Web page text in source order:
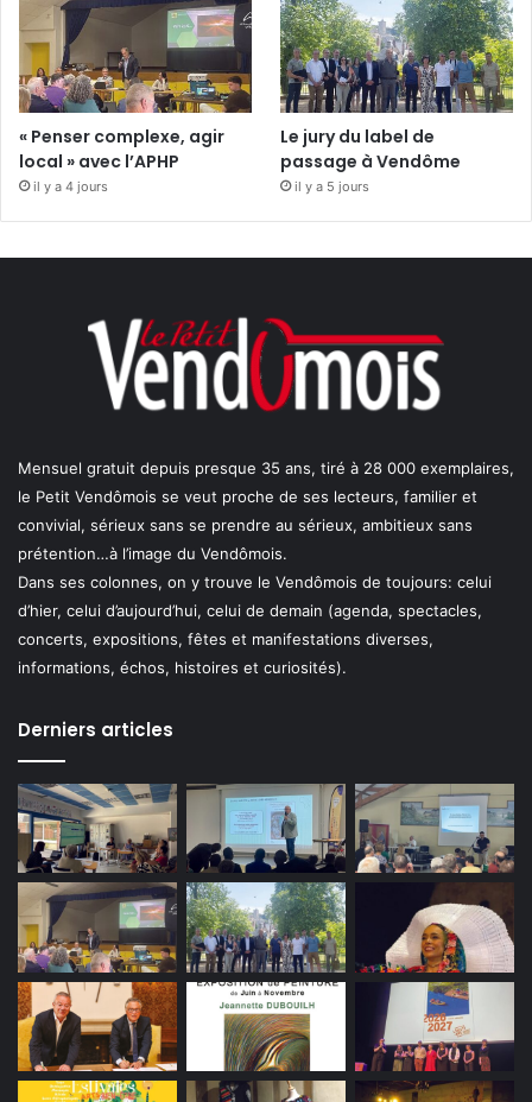
« Penser complexe, agir
local » avec l’APHP
il y a 4 jours
Le jury du label de
passage à Vendôme
il y a 5 jours
Mensuel gratuit depuis presque 35 ans, tiré à 28 000 exemplaires,
le Petit Vendômois se veut proche de ses lecteurs, familier et
convivial, sérieux sans se prendre au sérieux, ambitieux sans
prétention…à l’image du Vendômois.
Dans ses colonnes, on y trouve le Vendômois de toujours: celui
d’hier, celui d’aujourd’hui, celui de demain (agenda, spectacles,
concerts, expositions, fêtes et manifestations diverses,
informations, échos, histoires et curiosités).
Derniers articles